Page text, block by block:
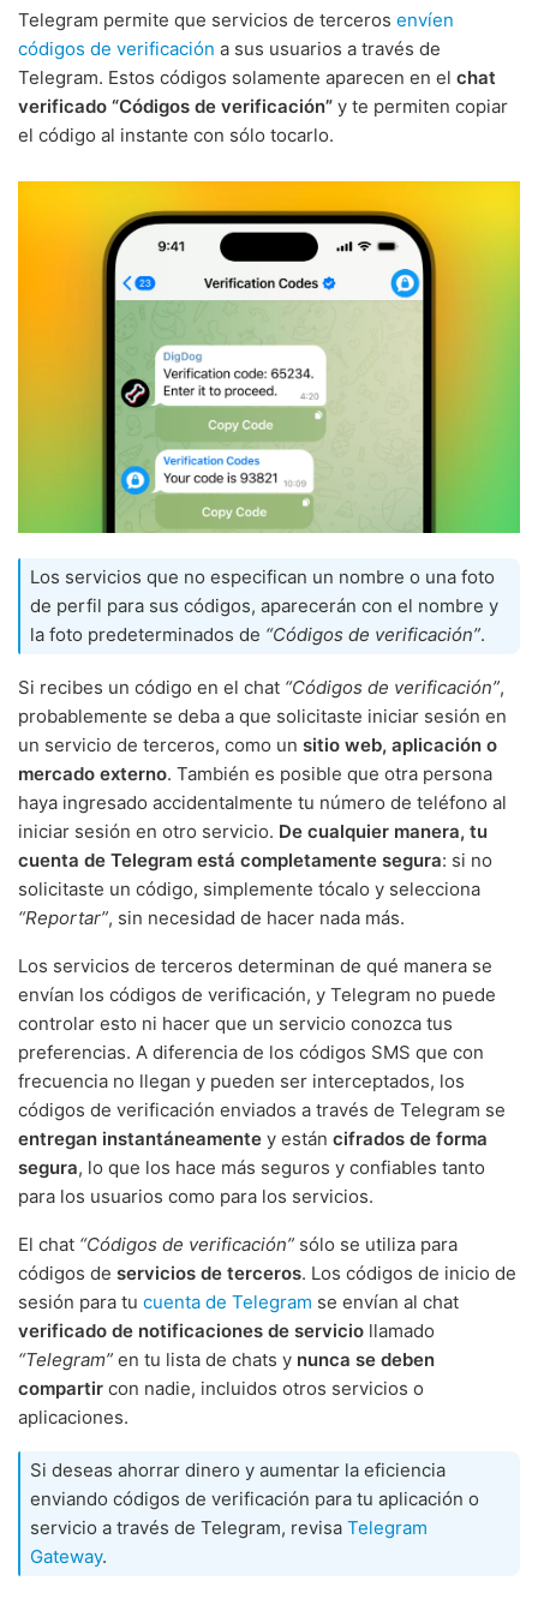
Telegram permite que servicios de terceros envíen
códigos de verificación a sus usuarios a través de
Telegram. Estos códigos solamente aparecen en el chat
verificado “Códigos de verificación” y te permiten copiar
el código al instante con sólo tocarlo.
Los servicios que no especifican un nombre o una foto
de perfil para sus códigos, aparecerán con el nombre y
la foto predeterminados de “Códigos de verificación”.
Si recibes un código en el chat “Códigos de verificación”,
probablemente se deba a que solicitaste iniciar sesión en
un servicio de terceros, como un sitio web, aplicación o
mercado externo. También es posible que otra persona
haya ingresado accidentalmente tu número de teléfono al
iniciar sesión en otro servicio. De cualquier manera, tu
cuenta de Telegram está completamente segura: si no
solicitaste un código, simplemente tócalo y selecciona
“Reportar”, sin necesidad de hacer nada más.
Los servicios de terceros determinan de qué manera se
envían los códigos de verificación, y Telegram no puede
controlar esto ni hacer que un servicio conozca tus
preferencias. A diferencia de los códigos SMS que con
frecuencia no llegan y pueden ser interceptados, los
códigos de verificación enviados a través de Telegram se
entregan instantáneamente y están cifrados de forma
segura, lo que los hace más seguros y confiables tanto
para los usuarios como para los servicios.
El chat “Códigos de verificación” sólo se utiliza para
códigos de servicios de terceros. Los códigos de inicio de
sesión para tu cuenta de Telegram se envían al chat
verificado de notificaciones de servicio llamado
“Telegram” en tu lista de chats y nunca se deben
compartir con nadie, incluidos otros servicios o
aplicaciones.
Si deseas ahorrar dinero y aumentar la eficiencia
enviando códigos de verificación para tu aplicación o
servicio a través de Telegram, revisa Telegram
Gateway.